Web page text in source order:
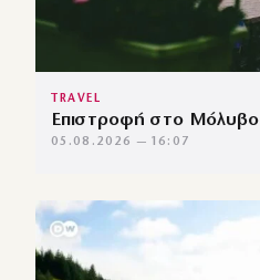
TRAVEL
Επιστροφή στο Μόλυβο
05.08.2026 — 16:07